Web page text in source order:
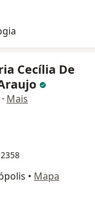
Cecília De
· Mais
• Mapa